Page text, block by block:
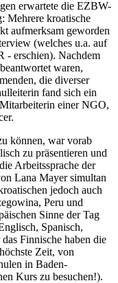
erwartete die EZBW-
Mehrere kroatische
aufmerksam geworden
(welches u.a. auf
- erschien). Nachdem
waren,
die diverser
fand sich ein
einer NGO,
können, war vorab
zu präsentieren und
Arbeitssprache der
Lana Mayer simultan
jedoch auch
Peru und
Sinne der Tag
Spanisch,
Finnische haben die
Zeit, von
in Baden-
Kurs zu besuchen!).